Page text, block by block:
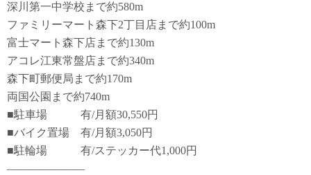
深川第一中学校まで約580m
ファミリーマート森下2丁目店まで約100m
富士マート森下店まで約130m
アコレ江東常盤店まで約340m
森下町郵便局まで約170m
両国公園まで約740m
■駐車場 有/月額30,550円
■バイク置場 有/月額3,050円
■駐輪場 有/ステッカー代1,000円
―――――――